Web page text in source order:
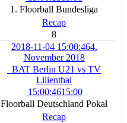
1. Floorball Bundesliga
Recap
8
2018-11-04 15:00:464.
November 2018
BAT Berlin U21 vs TV
Lilienthal
15:00:4615:00
Floorball Deutschland Pokal
Recap